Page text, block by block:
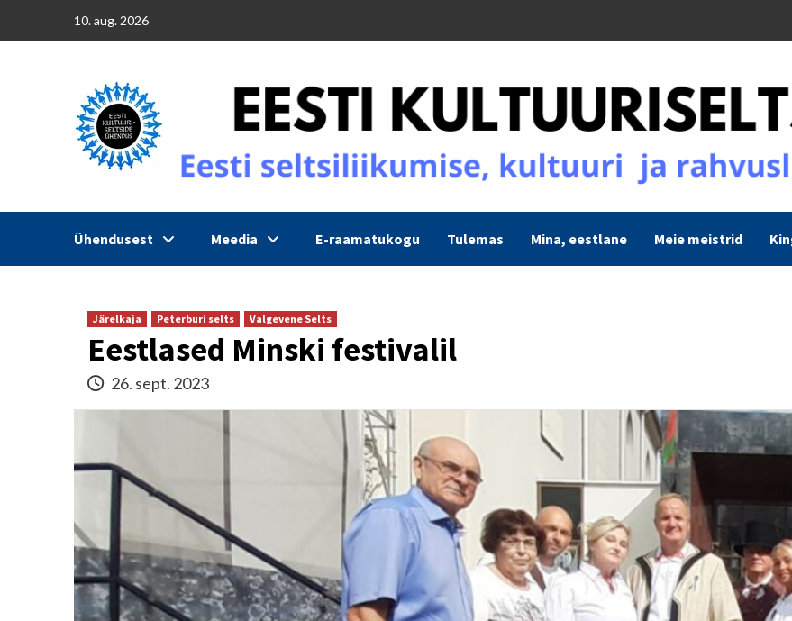
10. aug. 2026
Ühendusest Meedia E-raamatukogu Tulemas Mina, eestlane Meie meistrid
Järelkaja Peterburi selts Valgevene Selts
Eestlased Minski festivalil
26. sept. 2023